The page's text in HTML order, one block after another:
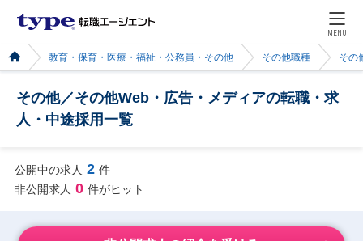
MENU
教育・保育・医療・福祉・公務員・その他 その他職種 その
その他／その他Web・広告・メディアの転職・求
人・中途採用一覧
公開中の求人 2 件
非公開求人 0 件がヒット